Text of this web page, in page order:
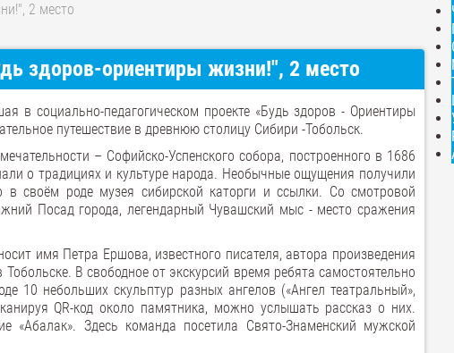
2 место
здоров-ориентиры жизни!", 2 место
социально-педагогическом проекте «Будь здоров - Ориентиры
путешествие в древнюю столицу Сибири -Тобольск.
– Софийско-Успенского собора, построенного в 1686
о традициях и культуре народа. Необычные ощущения получили
своём роде музея сибирской каторги и ссылки. Со смотровой
Посад города, легендарный Чувашский мыс - место сражения
имя Петра Ершова, известного писателя, автора произведения
В свободное от экскурсий время ребята самостоятельно
10 небольших скульптур разных ангелов («Ангел театральный»,
QR-код около памятника, можно услышать рассказ о них.
«Абалак». Здесь команда посетила Свято-Знаменский мужской